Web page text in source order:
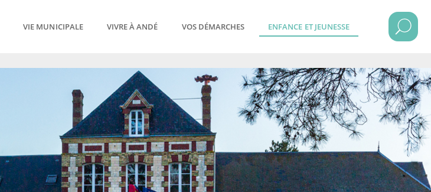
VIE MUNICIPALE VIVRE À ANDÉ VOS DÉMARCHES ENFANCE ET JEUNESSE